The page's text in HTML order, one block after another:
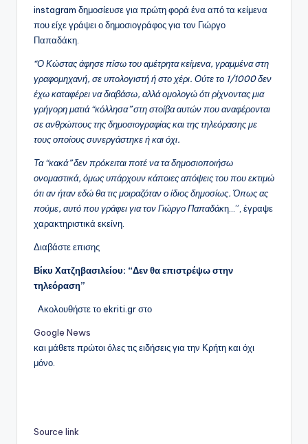
instagram δημοσίευσε για πρώτη φορά ένα από τα κείμενα
που είχε γράψει ο δημοσιογράφος για τον Γιώργο
Παπαδάκη.
“Ο Κώστας άφησε πίσω του αμέτρητα κείμενα, γραμμένα στη
γραφομηχανή, σε υπολογιστή ή στο χέρι. Ούτε το 1/1000 δεν
έχω καταφέρει να διαβάσω, αλλά ομολογώ ότι ρίχνοντας μια
γρήγορη ματιά “κόλλησα” στη στοίβα αυτών που αναφέρονται
σε ανθρώπους της δημοσιογραφίας και της τηλεόρασης με
τους οποίους συνεργάστηκε ή και όχι.
Τα “κακά” δεν πρόκειται ποτέ να τα δημοσιοποιήσω
ονομαστικά, όμως υπάρχουν κάποιες απόψεις του που εκτιμώ
ότι αν ήταν εδώ θα τις μοιραζόταν ο ίδιος δημοσίως. Όπως ας
πούμε, αυτό που γράφει για τον Γιώργο Παπαδάκη…”, έγραψε
χαρακτηριστικά εκείνη.
Διαβάστε επισης
Βίκυ Χατζηβασιλείου: “Δεν θα επιστρέψω στην
τηλεόραση”
Ακολουθήστε το ekriti.gr στο
Google News
και μάθετε πρώτοι όλες τις ειδήσεις για την Κρήτη και όχι
μόνο.
Source link